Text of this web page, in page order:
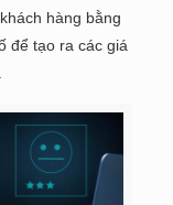
hàng bằng
để tạo ra các giá